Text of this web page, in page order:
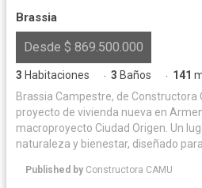
Brassia
Desde $ 869.500.000
3 Habitaciones · 3 Baños · 141
Brassia Campestre, de Constructora
proyecto de vivienda nueva en
macroproyecto Ciudad Origen. Un
naturaleza y bienestar, diseñado
Ubicado en una zona estratégica,
Published by Constructora CAMU